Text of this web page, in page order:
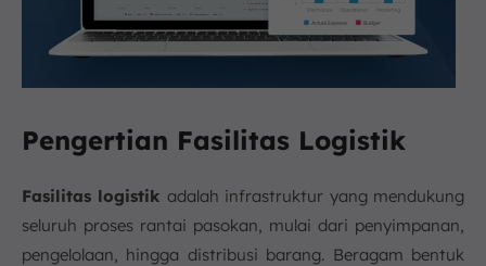
Pengertian Fasilitas Logistik
Fasilitas logistik adalah infrastruktur yang mendukung
seluruh proses rantai pasokan, mulai dari penyimpanan,
pengelolaan, hingga distribusi barang. Beragam bentuk